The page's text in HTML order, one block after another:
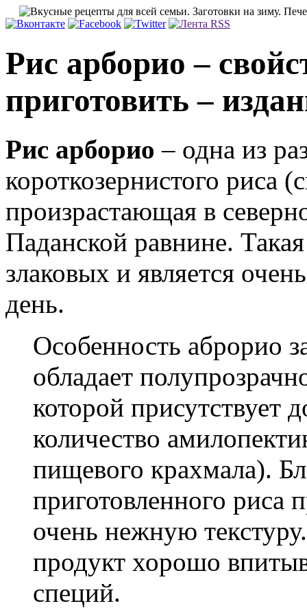
Рис арборио –
приготовить –
Рис арборио– одна из
короткозернистого риса
произрастающая в
Паданской равнине.
злаковых и является
день.
Особенность аброрио
обладает
которой присутствует
количество
пищевого крахмала).
приготовленного риса
очень нежную
продукт хорошо
специй.